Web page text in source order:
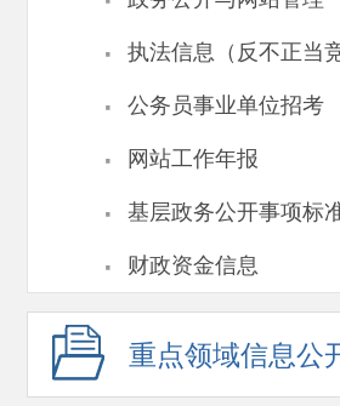
· 执法信息（反不正当
· 公务员事业单位招考
· 网站工作年报
· 基层政务公开事项标
· 财政资金信息
重点领域信息公